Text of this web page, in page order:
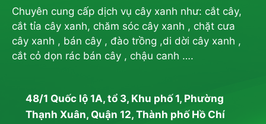
Chuyên cung cấp dịch vụ cây xanh như: cắt cây,
cắt tỉa cây xanh, chăm sóc cây xanh , chặt cưa
cây xanh , bán cây , đào trồng ,di dời cây xanh ,
cắt cỏ dọn rác bán cây , chậu canh ….
48/1 Quốc lộ 1A, tổ 3, Khu phố 1, Phường
Thạnh Xuân, Quận 12, Thành phố Hồ Chí